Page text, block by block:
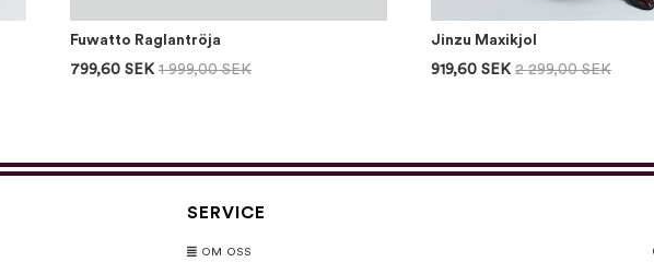
Fuwatto Raglantröja
799,60 SEK 1 999,00 SEK
Jinzu Maxikjol
919,60 SEK 2 299,00 SEK
SERVICE
OM OSS